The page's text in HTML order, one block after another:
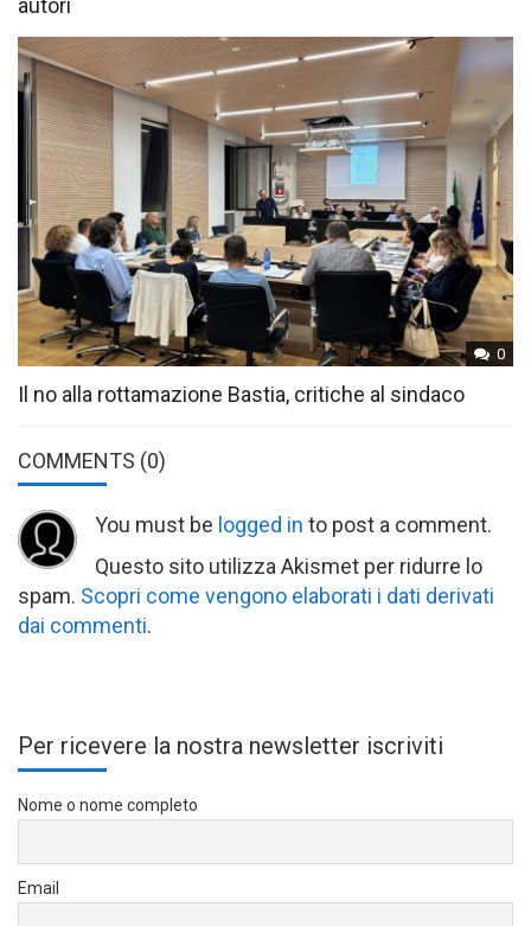
autori
0
Il no alla rottamazione Bastia, critiche al sindaco
COMMENTS (0)
You must be logged in to post a comment.
Questo sito utilizza Akismet per ridurre lo
spam. Scopri come vengono elaborati i dati derivati
dai commenti.
Per ricevere la nostra newsletter iscriviti
Nome o nome completo
Email